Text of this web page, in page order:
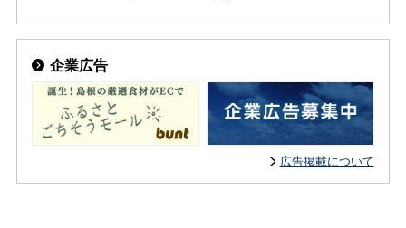
企業広告
広告掲載について